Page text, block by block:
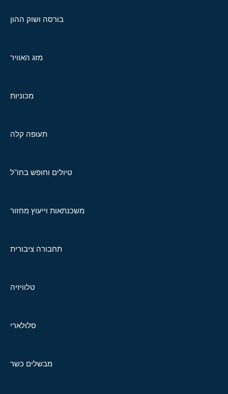
בורסה ושוק ההון
מזג האוויר
מכוניות
תעופה קלה
טיולים וחופש בחו"ל
משכנתאות וייעוץ מחזור
תחבורה ציבורית
טלוויזיה
סלולארי
מבשלים כשר